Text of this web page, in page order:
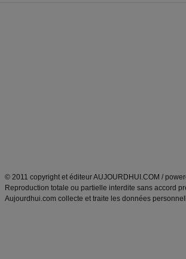
© 2011 copyright et éditeur AUJOURDHUI.COM /
Reproduction totale ou partielle interdite sans accord
Aujourdhui.com collecte et traite les données